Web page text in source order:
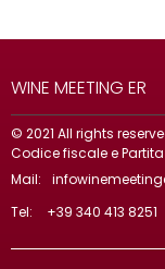
WINE MEETING ER
© 2021 All rights
Codice fiscale e Partita
Mail:
Tel:
+39 340 413 8251